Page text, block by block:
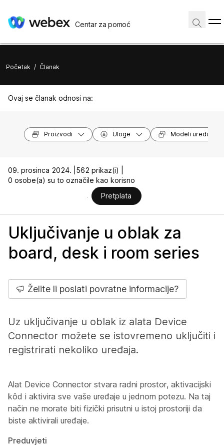
Centar za pomoć
Početak / Članak
Ovaj se članak odnosi na:
Proizvodi Uloge Modeli uređaja
09. prosinca 2024. | 562 prikaz(i) |
0 osobe(a) su to označile kao korisno
Pretplata
Uključivanje u oblak za
board, desk i room series
Želite li poslati povratne informacije?
Uz uključivanje u oblak iz alata Device
Connector možete se istovremeno uključiti i
registrirati nekoliko uređaja.
Alat Device Connector stvara radni prostor, aktivacijski
kôd i aktivira sve vaše uređaje u jednom potezu. Na taj
način ne morate biti fizički prisutni u istoj prostoriji da
biste aktivirali uređaje.
Preduvjeti